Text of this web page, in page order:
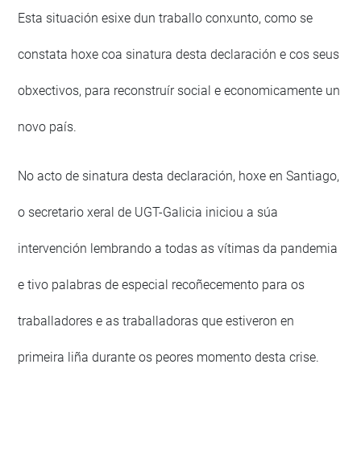
Esta situación esixe dun traballo conxunto, como se
constata hoxe coa sinatura desta declaración e cos seus
obxectivos, para reconstruír social e economicamente un
novo país.
No acto de sinatura desta declaración, hoxe en Santiago,
o secretario xeral de UGT-Galicia iniciou a súa
intervención lembrando a todas as vítimas da pandemia
e tivo palabras de especial recoñecemento para os
traballadores e as traballadoras que estiveron en
primeira liña durante os peores momento desta crise.